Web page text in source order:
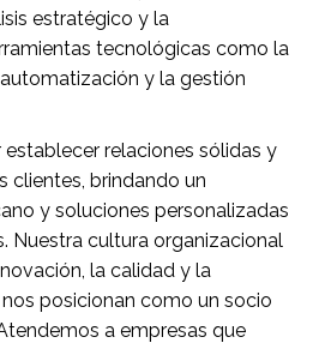
estratégico y la
tecnológicas como la
y la gestión
relaciones sólidas y
clientes, brindando un
y soluciones personalizadas
Nuestra cultura organizacional
la calidad y la
posicionan como un socio
a empresas que